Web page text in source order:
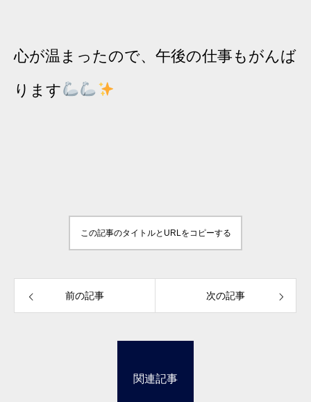
心が温まったので、午後の仕事もがんば
ります
この記事のタイトルとURLをコピーする
前の記事 次の記事
関連記事